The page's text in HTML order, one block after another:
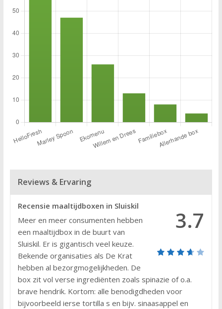
Reviews & Ervaring
3.7
Recensie maaltijdboxen in Sluiskil
Meer en meer consumenten hebben
een maaltijdbox in de buurt van
Sluiskil. Er is gigantisch veel keuze.
Bekende organisaties als De Krat
hebben al bezorgmogelijkheden. De
box zit vol verse ingrediënten zoals spinazie of o.a.
brave hendrik. Kortom: alle benodigdheden voor
bijvoorbeeld ierse tortilla s en bijv. sinaasappel en